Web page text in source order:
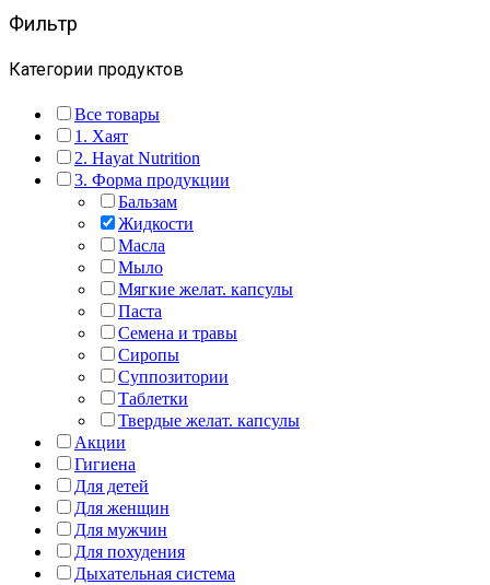
Фильтр
Категории продуктов
Все товары
1. Хаят
2. Hayat Nutrition
3. Форма продукции
Бальзам
Жидкости
Масла
Мыло
Мягкие желат. капсулы
Паста
Семена и травы
Сиропы
Суппозитории
Таблетки
Твердые желат. капсулы
Акции
Гигиена
Для детей
Для женщин
Для мужчин
Для похудения
Дыхательная система